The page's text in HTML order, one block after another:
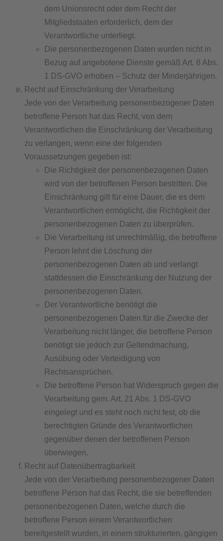
dem Unionsrecht oder dem Recht der
Mitgliedstaaten erforderlich, dem der
Verantwortliche unterliegt.
Die personenbezogenen Daten wurden nicht in
Bezug auf angebotene Dienste gemäß Art. 8 Abs.
1 DS-GVO erhoben – Schutz der Minderjährigen.
​Recht auf Einschränkung der Verarbeitung
​Jede von der Verarbeitung personenbezogener Daten
betroffene Person hat das Recht, von dem
Verantwortlichen die Einschränkung der Verarbeitung
zu verlangen, wenn eine der folgenden
Voraussetzungen gegeben ist:
Die Richtigkeit der personenbezogenen Daten
wird von der betroffenen Person bestritten. Die
Einschränkung gilt für eine Dauer, die es dem
Verantwortlichen ermöglicht, die Richtigkeit der
personenbezogenen Daten zu überprüfen.
Die Verarbeitung ist unrechtmäßig, die betroffene
Person lehnt die Löschung der
personenbezogenen Daten ab und verlangt
stattdessen die Einschränkung der Nutzung der
personenbezogenen Daten.
Der Verantwortliche benötigt die
personenbezogenen Daten für die Zwecke der
Verarbeitung nicht länger, die betroffene Person
benötigt sie jedoch zur Geltendmachung,
Ausübung oder Verteidigung von
Rechtsansprüchen.
Die betroffene Person hat Widerspruch gegen die
Verarbeitung gem. Art. 21 Abs. 1 DS-GVO
eingelegt und es steht noch nicht fest, ob die
berechtigten Gründe des Verantwortlichen
gegenüber denen der betroffenen Person
überwiegen.
Recht auf Datenübertragbarkeit
Jede von der Verarbeitung personenbezogener Daten
betroffene Person hat das Recht, die sie betreffenden
personenbezogenen Daten, welche durch die
betroffene Person einem Verantwortlichen
bereitgestellt wurden, in einem strukturierten, gängigen